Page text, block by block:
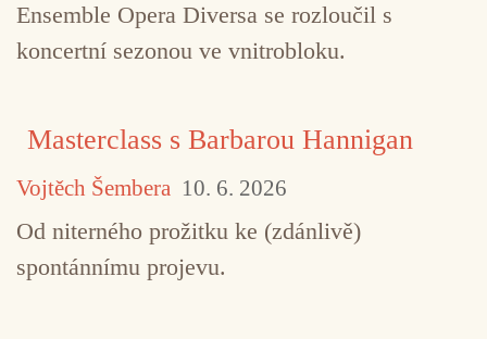
Ensemble Opera Diversa se rozloučil s
koncertní sezonou ve vnitrobloku.
Masterclass s Barbarou Hannigan
Vojtěch Šembera 10. 6. 2026
Od niterného prožitku ke (zdánlivě)
spontánnímu projevu.